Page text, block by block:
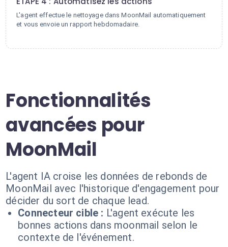
L'agent effectue le nettoyage dans MoonMail automatiquement
et vous envoie un rapport hebdomadaire.
Fonctionnalités
avancées pour
MoonMail
L'agent IA croise les données de rebonds de
MoonMail avec l'historique d'engagement pour
décider du sort de chaque lead.
Connecteur cible : L'agent exécute les
bonnes actions dans moonmail selon le
contexte de l'événement.